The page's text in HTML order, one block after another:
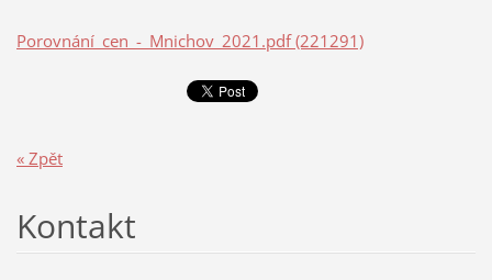
Porovnání_cen_-_Mnichov_2021.pdf (221291)
« Zpět
Kontakt